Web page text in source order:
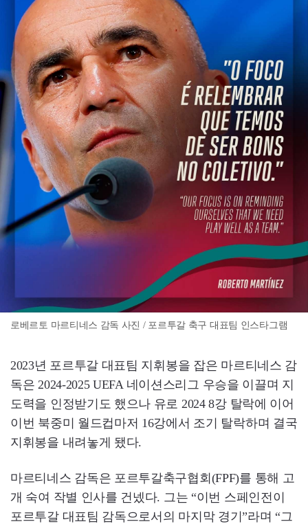
로베르토 마르티네스 감독 사진 / 포르투갈 축구 대표팀 인스타그램
2023년 포르투갈 대표팀 지휘봉을 잡은 마르티네스 감
독은 2024-2025 UEFA 네이션스리그 우승을 이끌며 지
도력을 인정받기도 했으나 유로 2024 8강 탈락에 이어
이번 북중미 월드컵마저 16강에서 조기 탈락하며 결국
지휘봉을 내려놓게 됐다.
마르티네스 감독은 포르투갈축구협회(FPF)를 통해 고
개 숙여 작별 인사를 건넸다. 그는 “이번 스페인전이
포르투갈 대표팀 감독으로서의 마지막 경기”라며 “그